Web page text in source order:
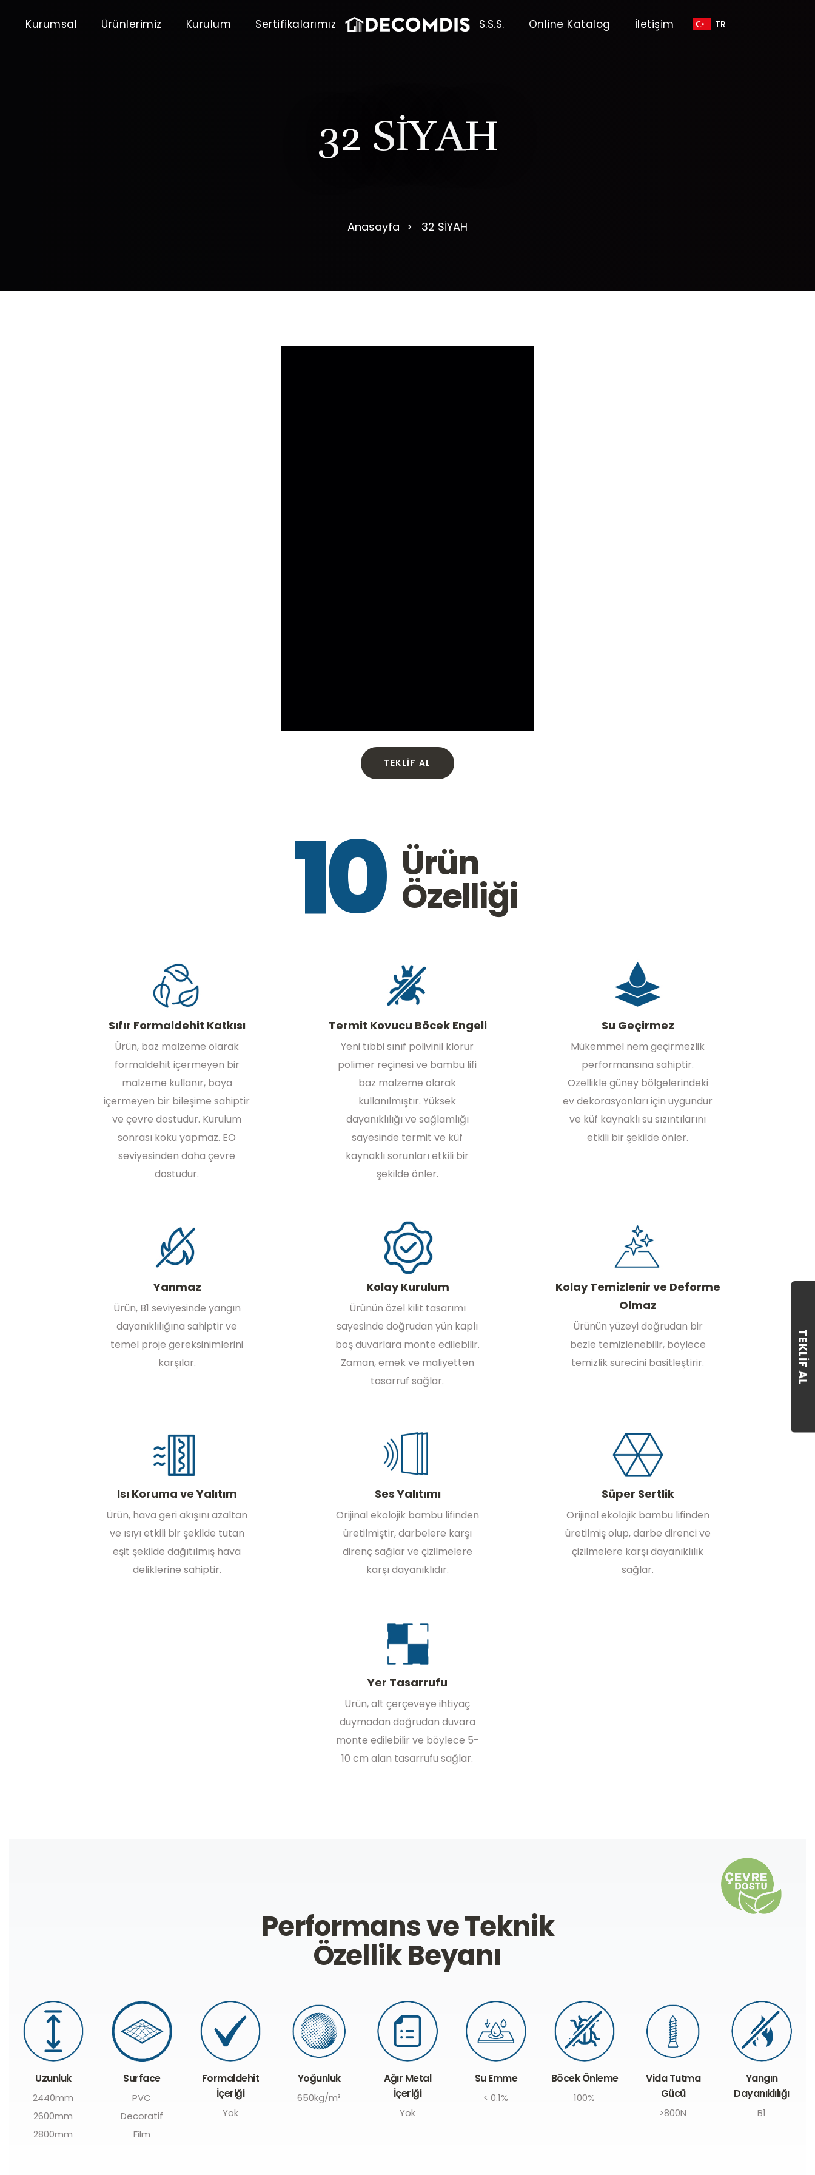
TEKLIF AL
Kurumsal Ürünlerimiz Kurulum Sertifikalarımız S.S.S. Online Katalog İletişim TR
32 SİYAH
Anasayfa 32 SİYAH
TEKLIF AL
10 Ürün
Özelliği
Sıfır Formaldehit Katkısı
Ürün, baz malzeme olarak
formaldehit içermeyen bir
malzeme kullanır, boya
içermeyen bir bileşime sahiptir
ve çevre dostudur. Kurulum
sonrası koku yapmaz. EO
seviyesinden daha çevre
dostudur.
Termit Kovucu Böcek Engeli
Yeni tıbbi sınıf polivinil klorür
polimer reçinesi ve bambu lifi
baz malzeme olarak
kullanılmıştır. Yüksek
dayanıklılığı ve sağlamlığı
sayesinde termit ve küf
kaynaklı sorunları etkili bir
şekilde önler.
Su Geçirmez
Mükemmel nem geçirmezlik
performansına sahiptir.
Özellikle güney bölgelerindeki
ev dekorasyonları için uygundur
ve küf kaynaklı su sızıntılarını
etkili bir şekilde önler.
Yanmaz
Ürün, B1 seviyesinde yangın
dayanıklılığına sahiptir ve
temel proje gereksinimlerini
karşılar.
Kolay Kurulum
Ürünün özel kilit tasarımı
sayesinde doğrudan yün kaplı
boş duvarlara monte edilebilir.
Zaman, emek ve maliyetten
tasarruf sağlar.
Kolay Temizlenir ve Deforme
Olmaz
Ürünün yüzeyi doğrudan bir
bezle temizlenebilir, böylece
temizlik sürecini basitleştirir.
Isı Koruma ve Yalıtım
Ürün, hava geri akışını azaltan
ve ısıyı etkili bir şekilde tutan
eşit şekilde dağıtılmış hava
deliklerine sahiptir.
Ses Yalıtımı
Orijinal ekolojik bambu lifinden
üretilmiştir, darbelere karşı
direnç sağlar ve çizilmelere
karşı dayanıklıdır.
Süper Sertlik
Orijinal ekolojik bambu lifinden
üretilmiş olup, darbe direnci ve
çizilmelere karşı dayanıklılık
sağlar.
Yer Tasarrufu
Ürün, alt çerçeveye ihtiyaç
duymadan doğrudan duvara
monte edilebilir ve böylece 5-
10 cm alan tasarrufu sağlar.
Performans ve Teknik
Özellik Beyanı
Uzunluk
2440mm
2600mm
2800mm
Surface
PVC
Decoratif
Film
Formaldehit
İçeriği
Yok
Yoğunluk
650kg/m³
Ağır Metal
İçeriği
Yok
Su Emme
< 0.1%
Böcek Önleme
100%
Vida Tutma
Gücü
>800N
Yangın
Dayanıklılığı
B1